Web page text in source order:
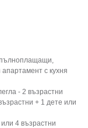
с кухня
- 2 възрастни
+ 1 дете или
4 възрастни